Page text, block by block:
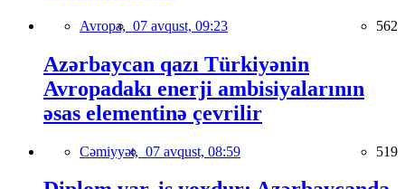
Avropa, 07 avqust, 09:23 562
Azərbaycan qazı Türkiyənin
Avropadakı enerji ambisiyalarının
əsas elementinə çevrilir
Cəmiyyət, 07 avqust, 08:59 519